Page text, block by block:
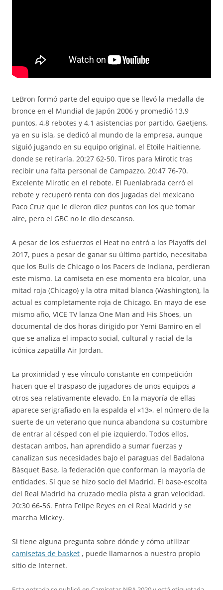
LeBron formó parte del equipo que se llevó la medalla de
bronce en el Mundial de Japón 2006 y promedió 13,9
puntos, 4,8 rebotes y 4,1 asistencias por partido. Gaetjens,
ya en su isla, se dedicó al mundo de la empresa, aunque
siguió jugando en su equipo original, el Etoile Haitienne,
donde se retiraría. 20:27 62-50. Tiros para Mirotic tras
recibir una falta personal de Campazzo. 20:47 76-70.
Excelente Mirotic en el rebote. El Fuenlabrada cerró el
rebote y recuperó renta con dos jugadas del mexicano
Paco Cruz que le dieron diez puntos con los que tomar
aire, pero el GBC no le dio descanso.
A pesar de los esfuerzos el Heat no entró a los Playoffs del
2017, pues a pesar de ganar su último partido, necesitaba
que los Bulls de Chicago o los Pacers de Indiana, perdieran
este mismo. La camiseta en ese momento era bicolor, una
mitad roja (Chicago) y la otra mitad blanca (Washington), la
actual es completamente roja de Chicago. En mayo de ese
mismo año, VICE TV lanza One Man and His Shoes, un
documental de dos horas dirigido por Yemi Bamiro en el
que se analiza el impacto social, cultural y racial de la
icónica zapatilla Air Jordan.
La proximidad y ese vínculo constante en competición
hacen que el traspaso de jugadores de unos equipos a
otros sea relativamente elevado. En la mayoría de ellas
aparece serigrafiado en la espalda el «13», el número de la
suerte de un veterano que nunca abandona su costumbre
de entrar al césped con el pie izquierdo. Todos ellos,
destacan ambos, han aprendido a sumar fuerzas y
canalizan sus necesidades bajo el paraguas del Badalona
Bàsquet Base, la federación que conforman la mayoría de
entidades. Sí que se hizo socio del Madrid. El base-escolta
del Real Madrid ha cruzado media pista a gran velocidad.
20:30 66-56. Entra Felipe Reyes en el Real Madrid y se
marcha Mickey.
Si tiene alguna pregunta sobre dónde y cómo utilizar
camisetas de basket , puede llamarnos a nuestro propio
sitio de Internet.